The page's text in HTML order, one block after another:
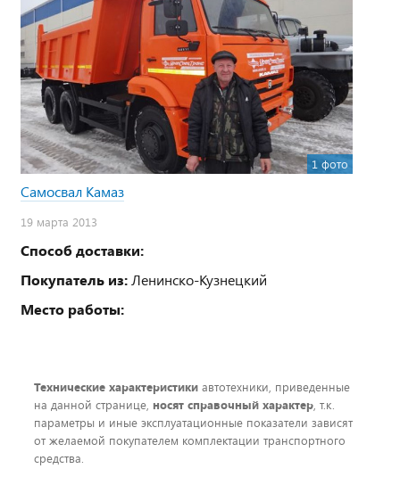
1 фото
Самосвал Камаз
19 марта 2013
Способ доставки:
Покупатель из:Ленинско-Кузнецкий
Место работы:
Технические характеристики автотехники, приведенные
на данной странице, носят справочный характер, т.к.
параметры и иные эксплуатационные показатели зависят
от желаемой покупателем комплектации транспортного
средства.